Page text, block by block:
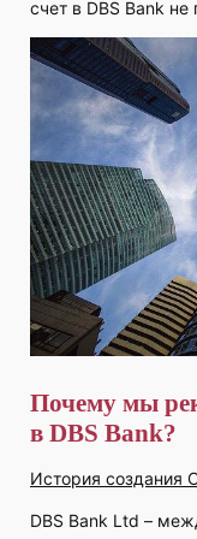
счет в DBS Bank не
Почему мы
в DBS Bank?
История создания
DBS Bank Ltd –